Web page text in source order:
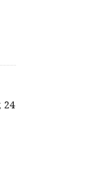
24